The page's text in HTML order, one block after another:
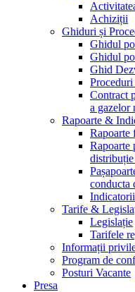
Achiziții
Ghiduri și
Ghidul
Ghidul
Ghid
Contract
a gazelor
Rapoarte &
Rapoarte
Rapoarte
conducta
Tarife &
Legislație
Tarifele
Informații
Program de
Posturi Vacante
Presa